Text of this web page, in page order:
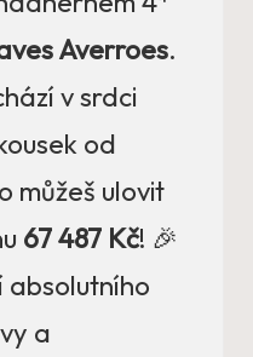
Averroes.
v srdci
od
můžeš ulovit
67 487 Kč! 🎉
absolutního
a